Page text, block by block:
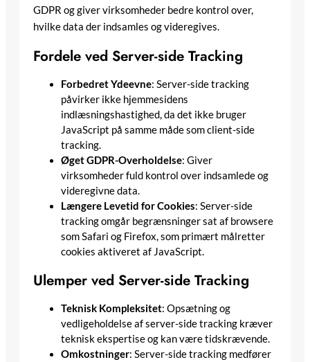
GDPR og giver virksomheder bedre kontrol over,
hvilke data der indsamles og videregives.
Fordele ved Server-side Tracking
Forbedret Ydeevne: Server-side tracking
påvirker ikke hjemmesidens
indlæsningshastighed, da det ikke bruger
JavaScript på samme måde som client-side
tracking.
Øget GDPR-Overholdelse: Giver
virksomheder fuld kontrol over indsamlede og
videregivne data.
Længere Levetid for Cookies: Server-side
tracking omgår begrænsninger sat af browsere
som Safari og Firefox, som primært målretter
cookies aktiveret af JavaScript.
Ulemper ved Server-side Tracking
Teknisk Kompleksitet: Opsætning og
vedligeholdelse af server-side tracking kræver
teknisk ekspertise og kan være tidskrævende.
Omkostninger: Server-side tracking medfører